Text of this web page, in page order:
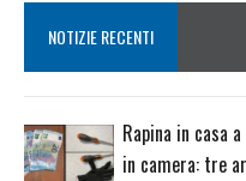
NOTIZIE RECENTI
Rapina in casa
in camera: tre